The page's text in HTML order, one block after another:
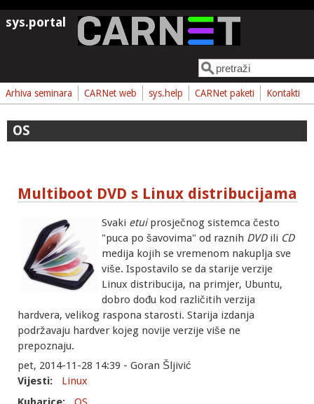
Skoči na glavni sadržaj
sys.portal
Obrazac pretrage
Pretraga
Arhiva seminara CARNet web sys.help CARNet paketi Kontakti
OS
Multiboot DVD s Linux distribucijama
Svaki etuiprosječnog sistemca često
"puca po šavovima" od raznih DVDili CD
medija kojih se vremenom nakuplja sve
više. Ispostavilo se da starije verzije
Linux distribucija, na primjer, Ubuntu,
dobro dođu kod različitih verzija
hardvera, velikog raspona starosti. Starija izdanja
podržavaju hardver kojeg novije verzije više ne
prepoznaju.
pet, 2014-11-28 14:39 - Goran Šljivić
Vijesti:
Linux